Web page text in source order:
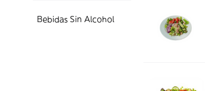
Bebidas Sin Alcohol